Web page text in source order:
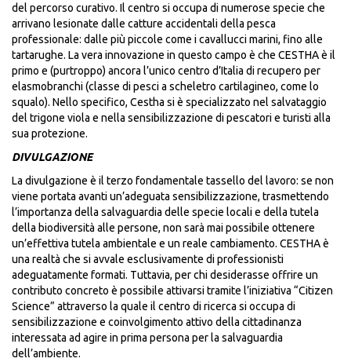
del percorso curativo. Il centro si occupa di numerose specie che
arrivano lesionate dalle catture accidentali della pesca
professionale: dalle più piccole come i cavallucci marini, fino alle
tartarughe. La vera innovazione in questo campo è che CESTHA è il
primo e (purtroppo) ancora l’unico centro d’Italia di recupero per
elasmobranchi (classe di pesci a scheletro cartilagineo, come lo
squalo). Nello specifico, Cestha si è specializzato nel salvataggio
del trigone viola e nella sensibilizzazione di pescatori e turisti alla
sua protezione.
DIVULGAZIONE
La divulgazione è il terzo fondamentale tassello del lavoro: se non
viene portata avanti un’adeguata sensibilizzazione, trasmettendo
l’importanza della salvaguardia delle specie locali e della tutela
della biodiversità alle persone, non sarà mai possibile ottenere
un’effettiva tutela ambientale e un reale cambiamento. CESTHA è
una realtà che si avvale esclusivamente di professionisti
adeguatamente formati. Tuttavia, per chi desiderasse offrire un
contributo concreto è possibile attivarsi tramite l’iniziativa “Citizen
Science” attraverso la quale il centro di ricerca si occupa di
sensibilizzazione e coinvolgimento attivo della cittadinanza
interessata ad agire in prima persona per la salvaguardia
dell’ambiente.